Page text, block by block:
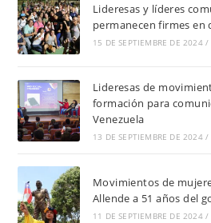
Lideresas y líderes
permanecen firmes en
15 DE SEPTIEMBRE DE 2024 /
Lideresas de
formación para
Venezuela
13 DE SEPTIEMBRE DE 2024 /
Movimientos de
Allende a 51 años del
11 DE SEPTIEMBRE DE 2024 /